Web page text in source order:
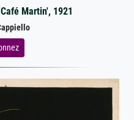
Martin', 1921